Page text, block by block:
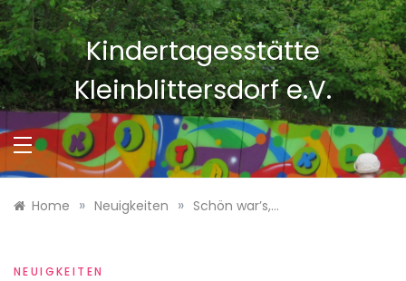
Skip
to
content
Kindertagesstätte
Kleinblittersdorf e.V.
Home » Neuigkeiten » Schön war’s,…
NEUIGKEITEN